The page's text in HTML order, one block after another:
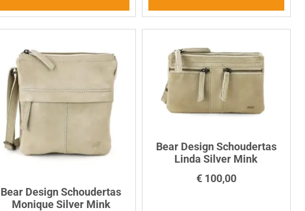
Bear Design Schoudertas
Monique Silver Mink
Bear Design Schoudertas
Linda Silver Mink
€100,00